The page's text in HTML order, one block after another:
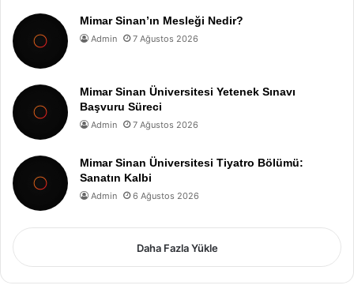
Mimar Sinan’ın Mesleği Nedir?
Admin 7 Ağustos 2026
Mimar Sinan Üniversitesi Yetenek Sınavı
Başvuru Süreci
Admin 7 Ağustos 2026
Mimar Sinan Üniversitesi Tiyatro Bölümü:
Sanatın Kalbi
Admin 6 Ağustos 2026
Daha Fazla Yükle